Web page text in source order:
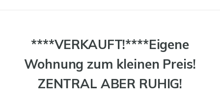
****VERKAUFT!****Eigene
Wohnung zum kleinen Preis!
ZENTRAL ABER RUHIG!